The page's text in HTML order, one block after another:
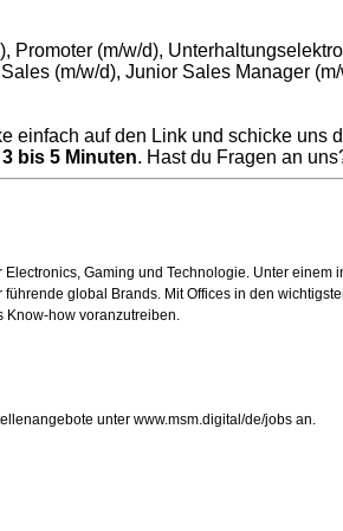
(m/w/d),
(m/w/d), Junior Sales Manager
einfach auf den Link und schicke uns
3 bis 5 Minuten. Hast du Fragen an
Gaming und Technologie. Unter
global Brands. Mit Offices in den
Know-how voranzutreiben.
unter www.msm.digital/de/jobs an.